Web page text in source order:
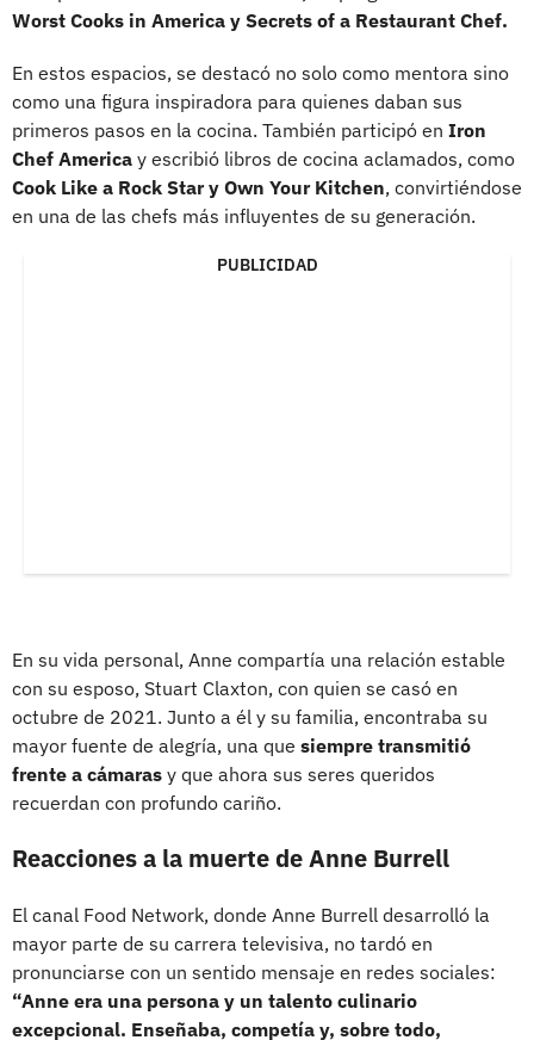
Worst Cooks in America y Secrets of a Restaurant Chef.
En estos espacios, se destacó no solo como mentora sino
como una figura inspiradora para quienes daban sus
primeros pasos en la cocina. También participó en Iron
Chef America y escribió libros de cocina aclamados, como
Cook Like a Rock Star y Own Your Kitchen, convirtiéndose
en una de las chefs más influyentes de su generación.
PUBLICIDAD
En su vida personal, Anne compartía una relación estable
con su esposo, Stuart Claxton, con quien se casó en
octubre de 2021. Junto a él y su familia, encontraba su
mayor fuente de alegría, una que siempre transmitió
frente a cámaras y que ahora sus seres queridos
recuerdan con profundo cariño.
Reacciones a la muerte de Anne Burrell
El canal Food Network, donde Anne Burrell desarrolló la
mayor parte de su carrera televisiva, no tardó en
pronunciarse con un sentido mensaje en redes sociales:
“Anne era una persona y un talento culinario
excepcional. Enseñaba, competía y, sobre todo,